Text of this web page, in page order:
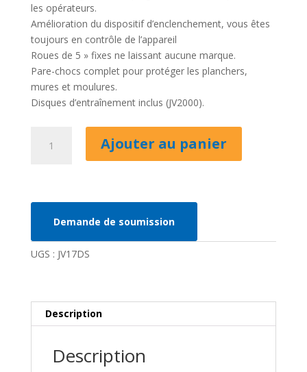
les opérateurs.
Amélioration du dispositif d’enclenchement, vous êtes
toujours en contrôle de l’appareil
Roues de 5 » fixes ne laissant aucune marque.
Pare-chocs complet pour protéger les planchers,
mures et moulures.
Disques d’entraînement inclus (JV2000).
Ajouter au panier
Demande de soumission
UGS : JV17DS
Description
Description